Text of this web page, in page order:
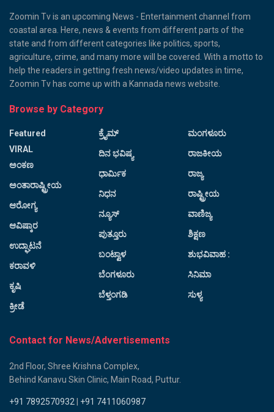
Zoomin Tv is an upcoming News - Entertainment channel from
coastal area. Here, news & events from different parts of the
state and from different categories like politics, sports,
agriculture, crime, and many more will be covered. With a motto to
help the readers in getting fresh news/video updates in time,
Zoomin Tv has come up with a Kannada news website.
Browse by Category
Featured
VIRAL
ಅಂಕಣ
ಅಂತಾರಾಷ್ಟ್ರೀಯ
ಆರೋಗ್ಯ
ಆವಿಷ್ಕಾರ
ಉದ್ಘಾಟನೆ
ಕರಾವಳಿ
ಕೃಷಿ
ಕ್ರೀಡೆ
ಕ್ರೈಮ್
ದಿನ ಭವಿಷ್ಯ
ಧಾರ್ಮಿಕ
ನಿಧನ
ನ್ಯೂಸ್
ಪುತ್ತೂರು
ಬಂಟ್ವಾಳ
ಬೆಂಗಳೂರು
ಬೆಳ್ತಂಗಡಿ
ಮಂಗಳೂರು
ರಾಜಕೀಯ
ರಾಜ್ಯ
ರಾಷ್ಟ್ರೀಯ
ವಾಣಿಜ್ಯ
ಶಿಕ್ಷಣ
ಶುಭವಿವಾಹ :
ಸಿನಿಮಾ
ಸುಳ್ಯ
Contact for News/Advertisements
2nd Floor, Shree Krishna Complex,
Behind Kanavu Skin Clinic, Main Road, Puttur.
+91 7892570932 +91 7411060987